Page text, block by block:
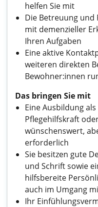
helfen Sie mit
Die Betreuung und
mit demenzieller
Ihren Aufgaben
Eine aktive
weiteren direkten
Bewohner:innen
Das bringen Sie mit
Eine Ausbildung
Pflegehilfskraft
wünschenswert,
erforderlich
Sie besitzen gute
und Schrift sowie
hilfsbereite
auch im Umgang
Ihr